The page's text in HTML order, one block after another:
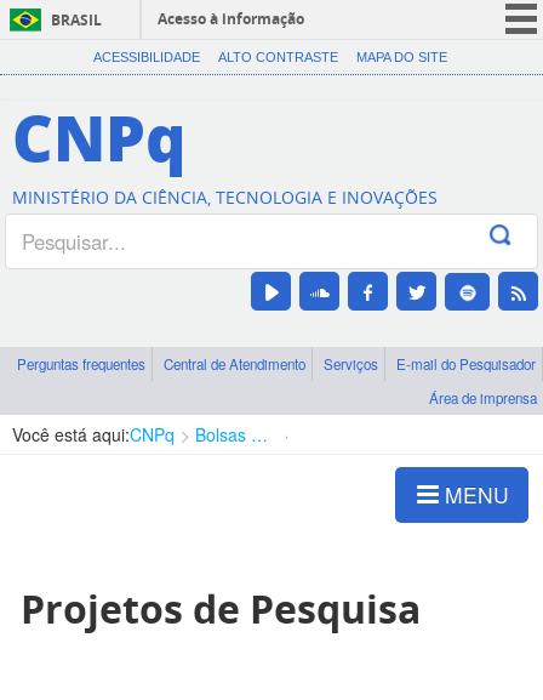
BRASIL
Acesso à informação
CORONAVÍRUS (COVID-19)
Canais
ACESSIBILIDADE ALTO CONTRASTE MAPA DO SITE
CNPq
MINISTÉRIO DA CIÊNCIA, TECNOLOGIA E INOVAÇÕES
Perguntas frequentes Central de Atendimento Serviços
E-mail do Pesquisador
Área de imprensa
Você está aqui:CNPq Bolsas e Auxílios Vigentes
MENU
Projetos de Pesquisa